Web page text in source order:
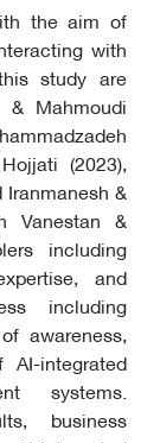
the aim of
with
study are
Mahmoudi
(2023),
&
Vanestan &
including
and
including
awareness,
integrated
systems.
business